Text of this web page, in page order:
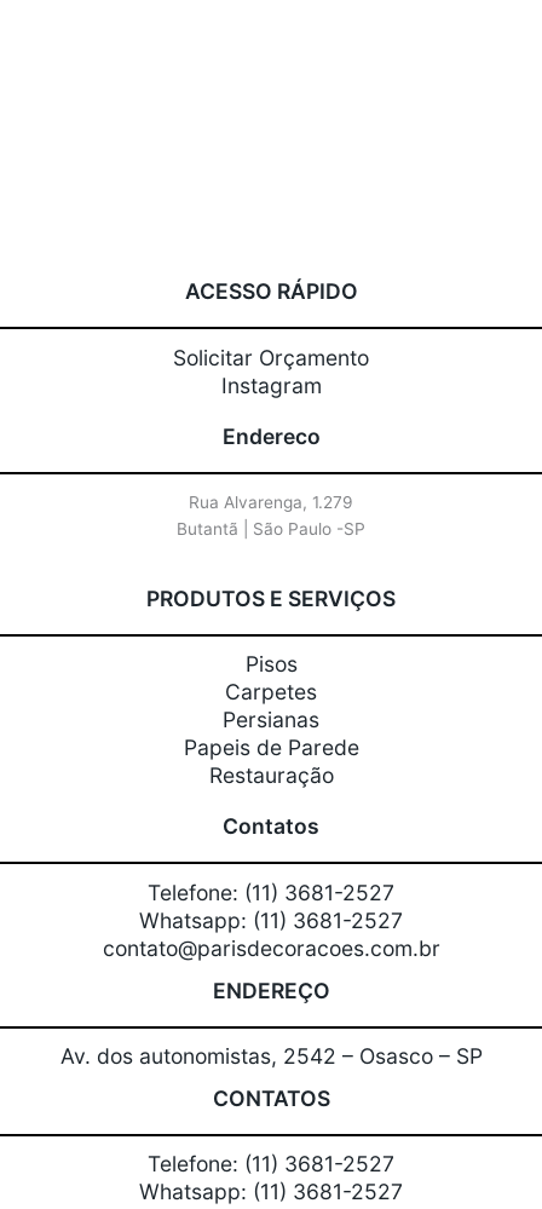
ACESSO RÁPIDO
Solicitar Orçamento
Instagram
Endereco
Rua Alvarenga, 1.279
Butantã | São Paulo -SP
PRODUTOS E SERVIÇOS
Pisos
Carpetes
Persianas
Papeis de Parede
Restauração
Contatos
Telefone: (11) 3681-2527
Whatsapp: (11) 3681-2527
contato@parisdecoracoes.com.br
ENDEREÇO
Av. dos autonomistas, 2542 – Osasco – SP
CONTATOS
Telefone: (11) 3681-2527
Whatsapp: (11) 3681-2527